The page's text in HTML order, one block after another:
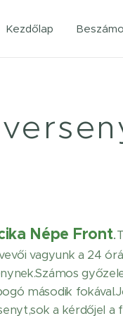
Kezdőlap
Népe Front.
vagyunk a 24
második
a kérdőjel a